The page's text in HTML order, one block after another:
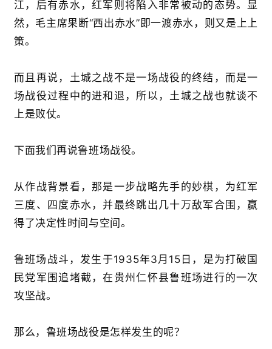
文
章
类
题
列
表
快
更
页
江，后有赤水，红军则将陷入非常被动的态势。显
然，毛主席果断“西出赤水”即一渡赤水，则又是上上
策。
而且再说，土城之战不是一场战役的终结，而是一
场战役过程中的进和退，所以，土城之战也就谈不
上是败仗。
下面我们再说鲁班场战役。
从作战背景看，那是一步战略先手的妙棋，为红军
三度、四度赤水，并最终跳出几十万敌军合围，赢
得了决定性时间与空间。
鲁班场战斗，发生于1935年3月15日，是为打破国
民党军围追堵截，在贵州仁怀县鲁班场进行的一次
攻坚战。
那么，鲁班场战役是怎样发生的呢？